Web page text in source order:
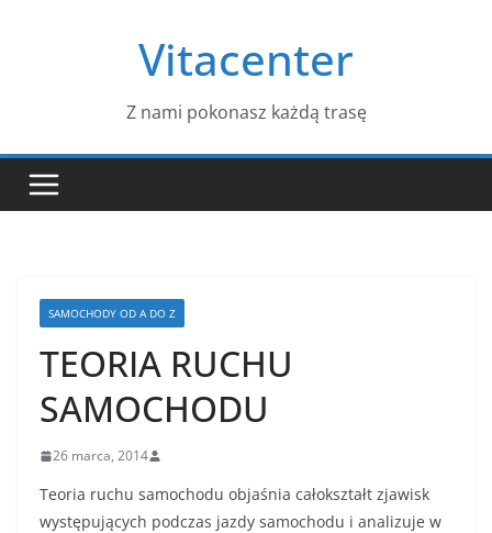
Vitacenter
Z nami pokonasz każdą trasę
SAMOCHODY OD A DO Z
TEORIA RUCHU
SAMOCHODU
26 marca, 2014
Teoria ruchu samochodu objaśnia całokształt zjawisk
wy­stępujących podczas jazdy samochodu i analizuje w